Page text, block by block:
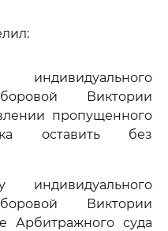
Виктории
пропущенного
оставить без
индивидуального
Виктории
Арбитражного суда